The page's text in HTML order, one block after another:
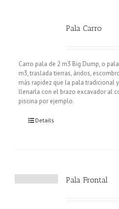
Pala Carro
Carro pala de 2 m3 Big Dump, o
m3, traslada tierras, áridos,
más rapidez que la pala tradicional
llenarla con el brazo excavador al
piscina por ejemplo.
Details
Pala Frontal